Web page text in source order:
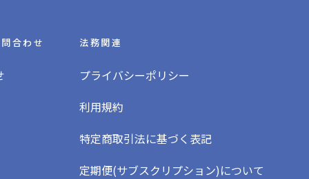
合わせ 法務関連
プライバシーポリシー
利用規約
特定商取引法に基づく表記
定期便(サブスクリプション)について